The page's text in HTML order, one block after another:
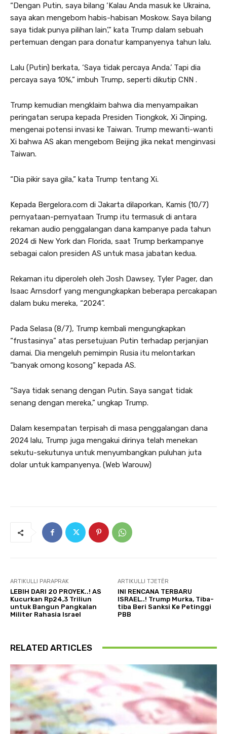
“Dengan Putin, saya bilang ‘Kalau Anda masuk ke Ukraina,
saya akan mengebom habis-habisan Moskow. Saya bilang
saya tidak punya pilihan lain’,” kata Trump dalam sebuah
pertemuan dengan para donatur kampanyenya tahun lalu.
Lalu (Putin) berkata, ‘Saya tidak percaya Anda.’ Tapi dia
percaya saya 10%,” imbuh Trump, seperti dikutip CNN .
Trump kemudian mengklaim bahwa dia menyampaikan
peringatan serupa kepada Presiden Tiongkok, Xi Jinping,
mengenai potensi invasi ke Taiwan. Trump mewanti-wanti
Xi bahwa AS akan mengebom Beijing jika nekat menginvasi
Taiwan.
“Dia pikir saya gila,” kata Trump tentang Xi.
Kepada Bergelora.com di Jakarta dilaporkan, Kamis (10/7)
pernyataan-pernyataan Trump itu termasuk di antara
rekaman audio penggalangan dana kampanye pada tahun
2024 di New York dan Florida, saat Trump berkampanye
sebagai calon presiden AS untuk masa jabatan kedua.
Rekaman itu diperoleh oleh Josh Dawsey, Tyler Pager, dan
Isaac Arnsdorf yang mengungkapkan beberapa percakapan
dalam buku mereka, “2024”.
Pada Selasa (8/7), Trump kembali mengungkapkan
“frustasinya” atas persetujuan Putin terhadap perjanjian
damai. Dia mengeluh pemimpin Rusia itu melontarkan
“banyak omong kosong” kepada AS.
“Saya tidak senang dengan Putin. Saya sangat tidak
senang dengan mereka,” ungkap Trump.
Dalam kesempatan terpisah di masa penggalangan dana
2024 lalu, Trump juga mengakui dirinya telah menekan
sekutu-sekutunya untuk menyumbangkan puluhan juta
dolar untuk kampanyenya. (Web Warouw)
ARTIKULLI PARAPRAK
LEBIH DARI 20 PROYEK..! AS
Kucurkan Rp24,3 Triliun
untuk Bangun Pangkalan
Militer Rahasia Israel
ARTIKULLI TJETËR
INI RENCANA TERBARU
ISRAEL..! Trump Murka, Tiba-
tiba Beri Sanksi Ke Petinggi
PBB
RELATED ARTICLES